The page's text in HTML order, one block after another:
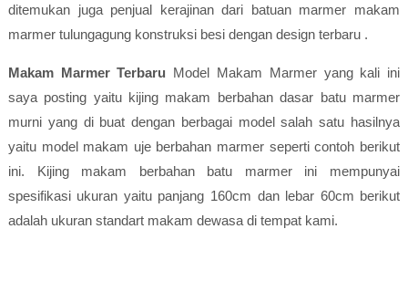
ditemukan juga penjual kerajinan dari batuan marmer makam
marmer tulungagung konstruksi besi dengan design terbaru .
Makam MarmerTerbaru Model Makam Marmer yang kali ini
saya posting yaitu kijing makam berbahan dasar batu marmer
murni yang di buat dengan berbagai model salah satu hasilnya
yaitu model makam uje berbahan marmer seperti contoh berikut
ini. Kijing makam berbahan batu marmer ini mempunyai
spesifikasi ukuran yaitu panjang 160cm dan lebar 60cm berikut
adalah ukuran standart makam dewasa di tempat kami.